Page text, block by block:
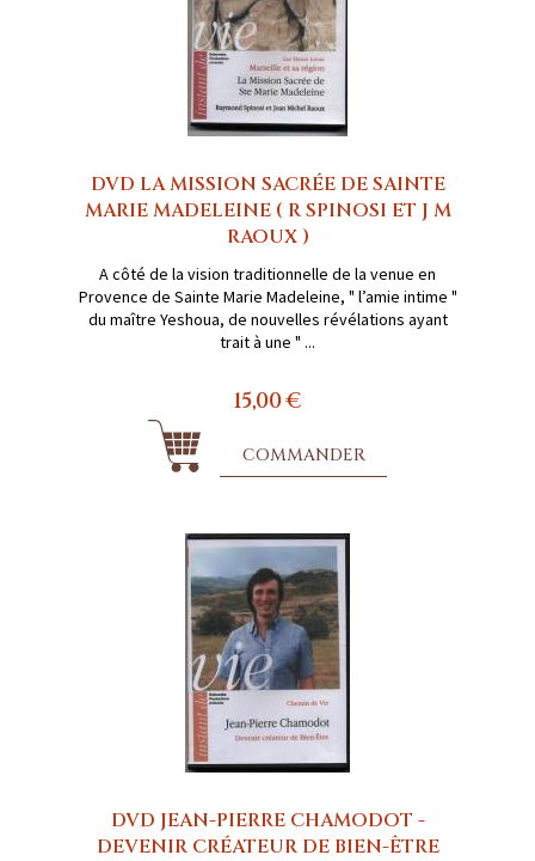
DVD LA MISSION SACRÉE DE SAINTE
MARIE MADELEINE ( R SPINOSI ET J M
RAOUX )
A côté de la vision traditionnelle de la venue en
Provence de Sainte Marie Madeleine, " l’amie intime "
du maître Yeshoua, de nouvelles révélations ayant
trait à une " ...
15,00 €
COMMANDER
DVD JEAN-PIERRE CHAMODOT -
DEVENIR CRÉATEUR DE BIEN-ÊTRE